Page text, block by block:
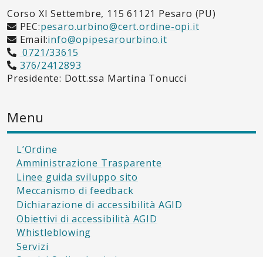
Corso XI Settembre, 115 61121 Pesaro (PU)
PEC:pesaro.urbino@cert.ordine-opi.it
Email:info@opipesarourbino.it
0721/33615
376/2412893
Presidente: Dott.ssa Martina Tonucci
Menu
L’Ordine
Amministrazione Trasparente
Linee guida sviluppo sito
Meccanismo di feedback
Dichiarazione di accessibilità AGID
Obiettivi di accessibilità AGID
Whistleblowing
Servizi